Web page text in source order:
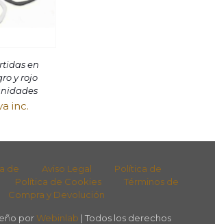
en
y rojo
inc.
de Aviso Legal
Política de
Política de Cookies
Términos de
Compra y Devolución
por Webinlab | Todos los derechos